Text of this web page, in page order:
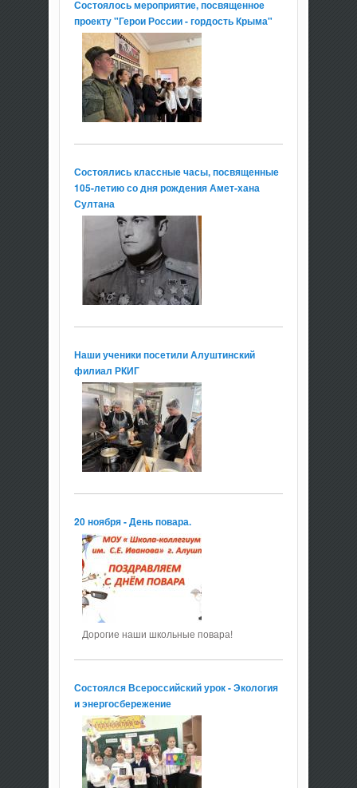
Состоялось мероприятие, посвященное
проекту "Герои России - гордость Крыма"
Состоялись классные часы, посвященные
105-летию со дня рождения Амет-хана
Султана
Наши ученики посетили Алуштинский
филиал РКИГ
20 ноября - День повара.
Дорогие наши школьные повара!
Состоялся Всероссийский урок - Экология
и энергосбережение